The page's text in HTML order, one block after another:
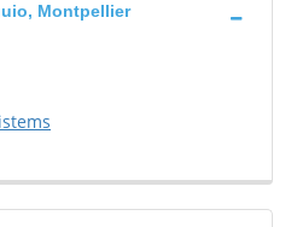
Montpellier